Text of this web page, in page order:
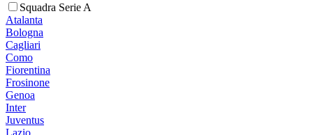
Squadra Serie A
Atalanta
Bologna
Cagliari
Como
Fiorentina
Frosinone
Genoa
Inter
Juventus
Lazio